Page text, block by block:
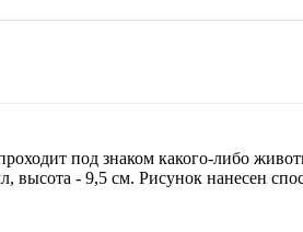
под знаком какого-либо
- 9,5 см. Рисунок нанесен